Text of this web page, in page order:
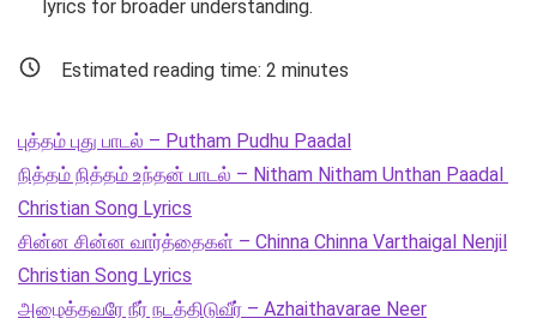
lyrics for broader understanding.
Estimated reading time: 2 minutes
புத்தம் புது பாடல் – Putham Pudhu Paadal
நித்தம் நித்தம் உந்தன் பாடல் – Nitham Nitham Unthan Paadal
Christian Song Lyrics
சின்ன சின்ன வார்த்தைகள் – Chinna Chinna Varthaigal Nenjil
Christian Song Lyrics
அழைத்தவரே நீர் நடத்திடுவீர் – Azhaithavarae Neer